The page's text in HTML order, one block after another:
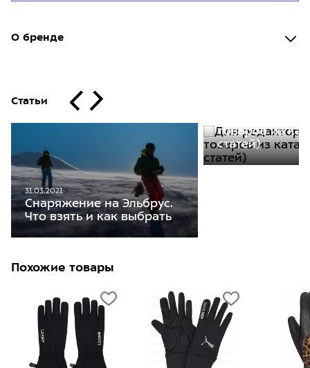
О бренде
Статьи
31.03.2021
Снаряжение на Эльбрус.
Что взять и как выбрать
товаров из
статей)
Похожие товары